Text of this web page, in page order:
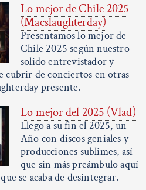
Lo mejor de Chile 2025
(Macslaughterday)
Presentamos lo mejor de
Chile 2025 según nuestro
solido entrevistador y
cubrir de conciertos en otras
presente.
Lo mejor del 2025 (Vlad)
Llego a su fin el 2025, un
Año con discos geniales y
producciones sublimes, así
que sin más preámbulo aquí
se acaba de desintegrar.